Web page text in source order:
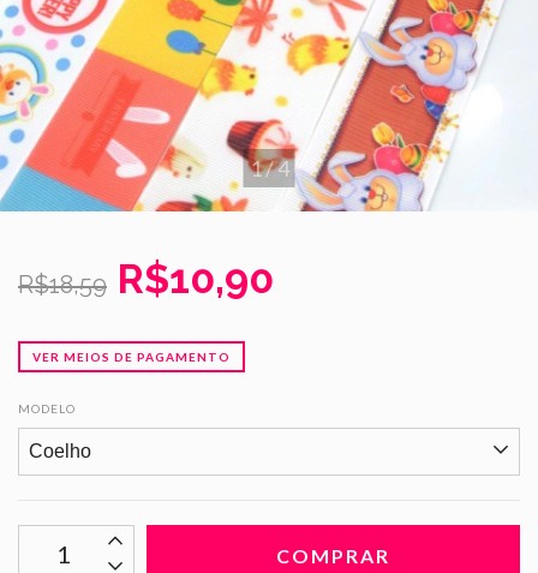
1/4
R$18,59 R$10,90
VER MEIOS DE PAGAMENTO
MODELO